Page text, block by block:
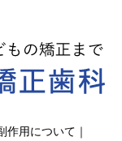
作用について｜